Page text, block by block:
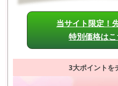
当サイト限定！
特別価格は
3大ポイントを